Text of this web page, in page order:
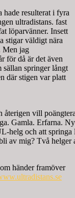
resulterat i fyra
ultradistans. fast
löparvänner. Insett
stigar väldigt nära
Men jag
för då är det även
sällan springer långt
där stigen var platt
återigen vill
Gamla. Erfarna.
helg och att
av mig? Två helger
händer framöver